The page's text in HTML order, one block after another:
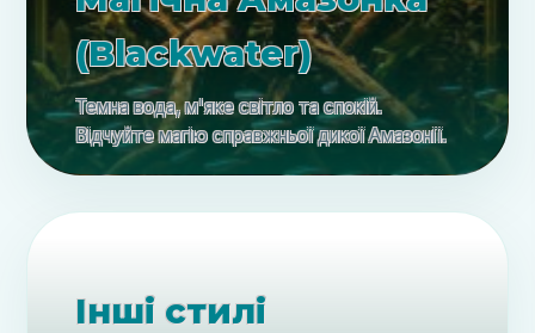
(Blackwater)
Темна вода, м'яке світло та спокій.
Відчуйте магію справжньої дикої Амазонії.
Інші стилі